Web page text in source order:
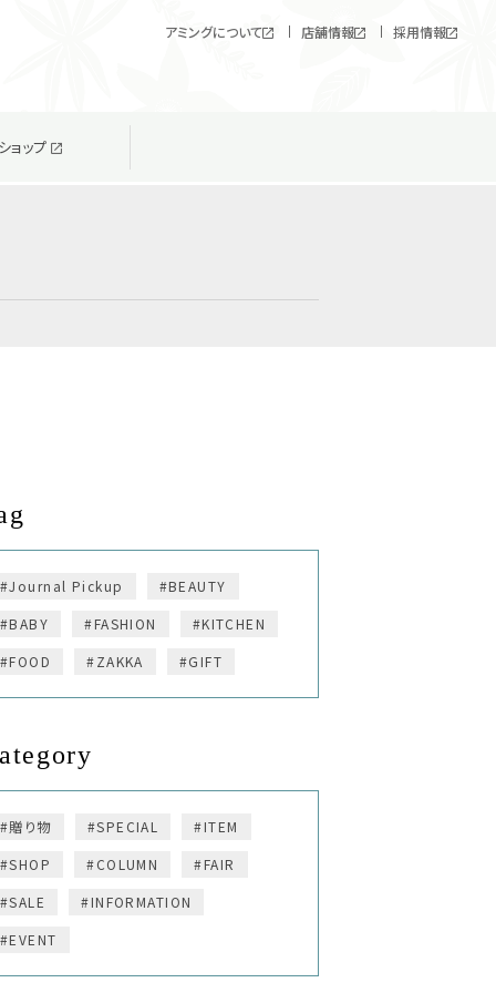
アミングについて 店舗情報 採用情報
ョップ
#Journal Pickup
#BEAUTY
#BABY
#FASHION
#KITCHEN
#FOOD
#ZAKKA #GIFT
#贈り物 #SPECIAL
#ITEM
#SHOP
#COLUMN
#FAIR
#SALE
#INFORMATION
#EVENT